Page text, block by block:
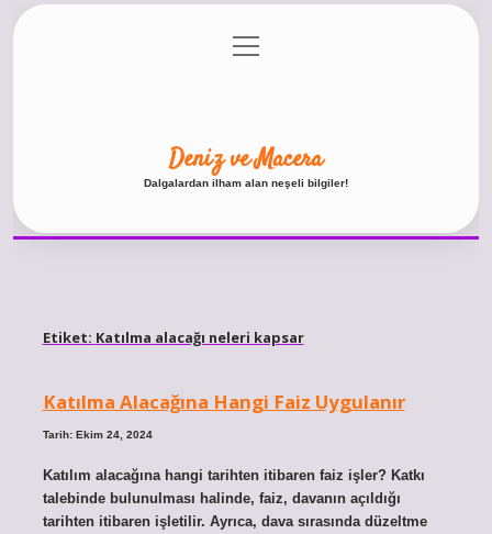
Gizlilik Politikası
menüyü
aç
Deniz ve Macera
Dalgalardan ilham alan neşeli bilgiler!
Etiket: Katılma alacağı neleri kapsar
Katılma Alacağına Hangi Faiz Uygulanır
Tarih: Ekim 24, 2024
Katılım alacağına hangi tarihten itibaren faiz işler? Katkı
talebinde bulunulması halinde, faiz, davanın açıldığı
tarihten itibaren işletilir. Ayrıca, dava sırasında düzeltme